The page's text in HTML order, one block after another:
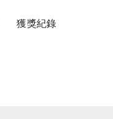
獲獎紀錄